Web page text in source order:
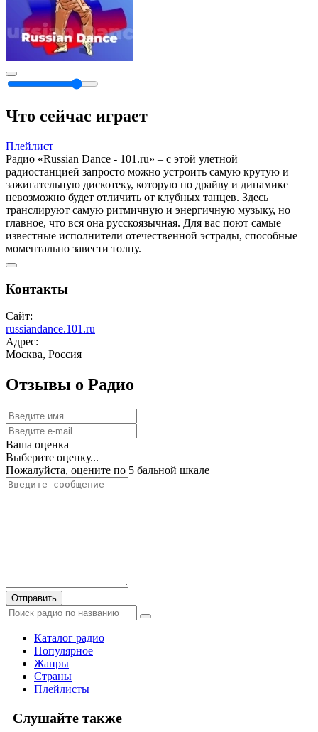
Что сейчас играет
Плейлист
Радио «Russian Dance - 101.ru» – с этой улетной
радиостанцией запросто можно устроить самую крутую и
зажигательную дискотеку, которую по драйву и динамике
невозможно будет отличить от клубных танцев. Здесь
транслируют самую ритмичную и энергичную музыку, но
главное, что вся она русскоязычная. Для вас поют самые
известные исполнители отечественной эстрады, способные
моментально завести толпу.
Контакты
Сайт:
russiandance.101.ru
Адрес:
Москва, Россия
Отзывы о Радио
Ваша оценка
Выберите оценку...
Пожалуйста, оцените по 5 бальной шкале
Отправить
Каталог радио
Популярное
Жанры
Страны
Плейлисты
Слушайте также